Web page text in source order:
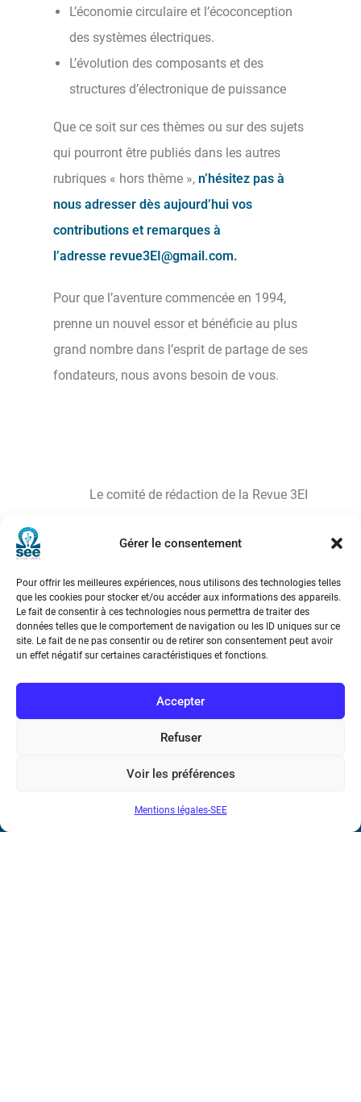
Gérer le consentement
Pour offrir les meilleures expériences, nous utilisons des technologies telles
que les cookies pour stocker et/ou accéder aux informations des appareils.
Le fait de consentir à ces technologies nous permettra de traiter des
données telles que le comportement de navigation ou les ID uniques sur ce
site. Le fait de ne pas consentir ou de retirer son consentement peut avoir
un effet négatif sur certaines caractéristiques et fonctions.
Accepter
Refuser
Voir les préférences
Mentions légales-SEE
L’économie circulaire et l’écoconception
des systèmes électriques.
L’évolution des composants et des
structures d’électronique de puissance
Que ce soit sur ces thèmes ou sur des sujets
qui pourront être publiés dans les autres
rubriques « hors thème », n’hésitez pas à
nous adresser dès aujourd’hui vos
contributions et remarques à
l’adresse revue3EI@gmail.com.
Pour que l’aventure commencée en 1994,
prenne un nouvel essor et bénéficie au plus
grand nombre dans l’esprit de partage de ses
fondateurs, nous avons besoin de vous.
Le comité de rédaction de la Revue 3EI
de l’Information et de la Communication